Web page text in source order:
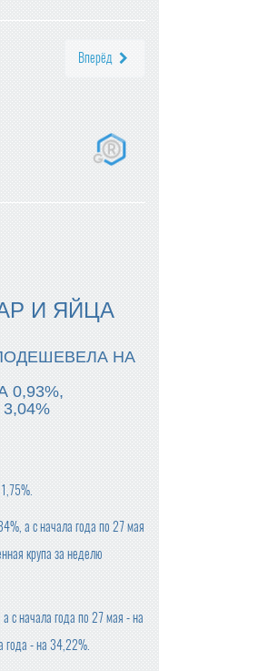
Вперёд
И ЯЙЦА
НА
0,93%,
а с начала года по 27 мая
крупа за неделю
с начала года по 27 мая - на
года - на 34,22%.